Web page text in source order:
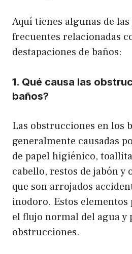
Aquí tienes algunas de
frecuentes relacionadas
destapaciones de baños:
1. Qué causa las
baños?
Las obstrucciones en los
generalmente causadas
de papel higiénico,
cabello, restos de jabón y
que son arrojados
inodoro. Estos elementos
el flujo normal del agua y
obstrucciones.